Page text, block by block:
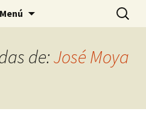
Menú Buscar:
de:José Moya